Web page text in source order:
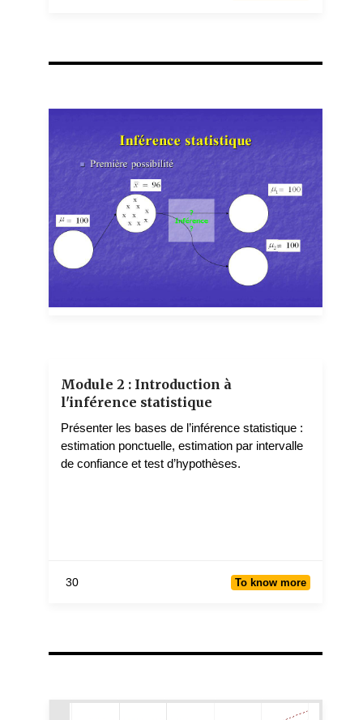
Module 2 : Introduction à
l'inférence statistique
Présenter les bases de l’inférence statistique :
estimation ponctuelle, estimation par intervalle
de confiance et test d’hypothèses.
30 To know more